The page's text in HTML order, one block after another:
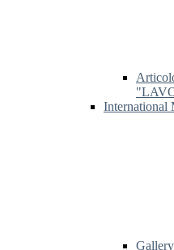
International